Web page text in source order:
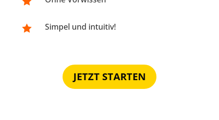
 Simpel und intuitiv!
JETZT STARTEN